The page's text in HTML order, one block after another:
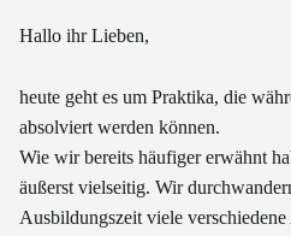
Hallo ihr Lieben,
heute geht es um Praktika, die
absolviert werden können.
Wie wir bereits häufiger erwähnt
äußerst vielseitig. Wir
Ausbildungszeit viele